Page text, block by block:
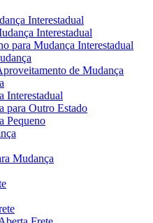
Interestadual
Interestadual
para Mudança Interestadual
de Mudança
Interestadual
para Outro Estado
Pequeno
Mudança